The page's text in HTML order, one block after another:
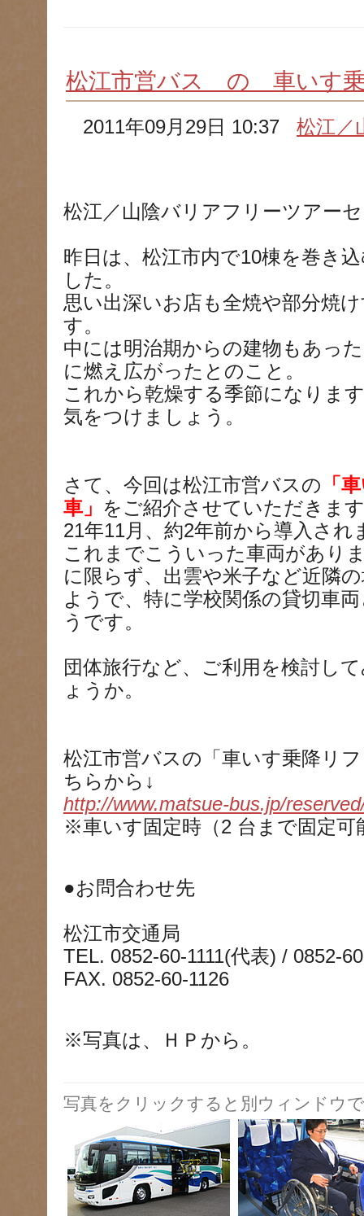
松江市営バス の 車いす乗
2011年09月29日 10:37松江／
松江／山陰バリアフリーツアー
昨日は、松江市内で10棟を巻き
した。
思い出深いお店も全焼や部分焼
す。
中には明治期からの建物もあっ
に燃え広がったとのこと。
これから乾燥する季節になりま
気をつけましょう。
さて、今回は松江市営バスの 「
車」 をご紹介させていただきま
21年11月、約2年前から導入され
これまでこういった車両があり
に限らず、出雲や米子など近隣
ようで、特に学校関係の貸切車
うです。
団体旅行など、ご利用を検討し
ょうか。
松江市営バスの「車いす乗降リ
ちらから↓
http://www.matsue-bus.jp/
※車いす固定時（2 台まで固定可
●お問合わせ先
松江市交通局
TEL. 0852-60-1111(代表) / 0852-
FAX. 0852-60-1126
※写真は、ＨＰから。
写真をクリックすると別ウィンドウ